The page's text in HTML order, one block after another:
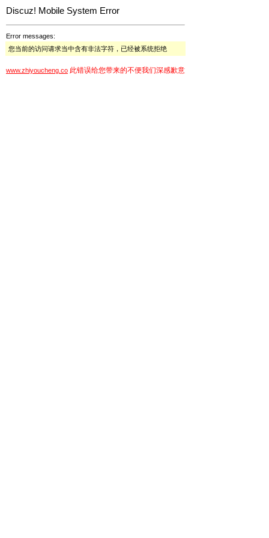
Discuz! Mobile System Error
Error messages:
您当前的访问请求当中含有非法字符，已经被系统拒绝
www.zhiyoucheng.co 此错误给您带来的不便我们深感歉意